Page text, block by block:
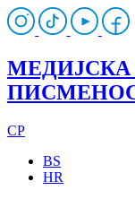
CP
BS
HR